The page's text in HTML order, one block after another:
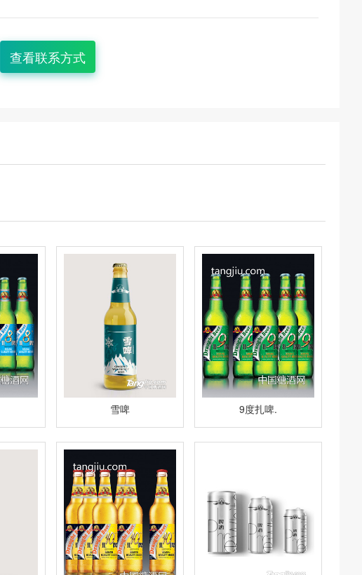
查看联系方式
雪啤 9度扎啤.